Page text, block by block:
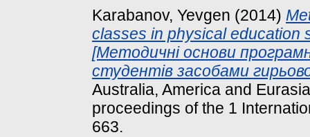
Karabanov, Yevgen (2014)
classes in physical education
[Методичні основи
студентів засобами
Australia, America and
proceedings of the 1
663.